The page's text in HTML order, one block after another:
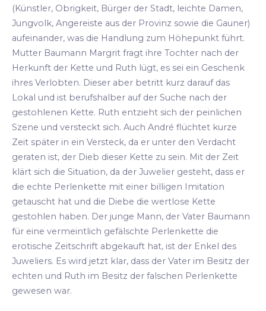
(Künstler, Obrigkeit, Bürger der Stadt, leichte Damen,
Jungvolk, Angereiste aus der Provinz sowie die Gauner)
aufeinander, was die Handlung zum Höhepunkt führt.
Mutter Baumann Margrit fragt ihre Tochter nach der
Herkunft der Kette und Ruth lügt, es sei ein Geschenk
ihres Verlobten. Dieser aber betritt kurz darauf das
Lokal und ist berufshalber auf der Suche nach der
gestohlenen Kette. Ruth entzieht sich der peinlichen
Szene und versteckt sich. Auch André flüchtet kurze
Zeit später in ein Versteck, da er unter den Verdacht
geraten ist, der Dieb dieser Kette zu sein. Mit der Zeit
klärt sich die Situation, da der Juwelier gesteht, dass er
die echte Perlenkette mit einer billigen Imitation
getauscht hat und die Diebe die wertlose Kette
gestohlen haben. Der junge Mann, der Vater Baumann
für eine vermeintlich gefälschte Perlenkette die
erotische Zeitschrift abgekauft hat, ist der Enkel des
Juweliers. Es wird jetzt klar, dass der Vater im Besitz der
echten und Ruth im Besitz der falschen Perlenkette
gewesen war.